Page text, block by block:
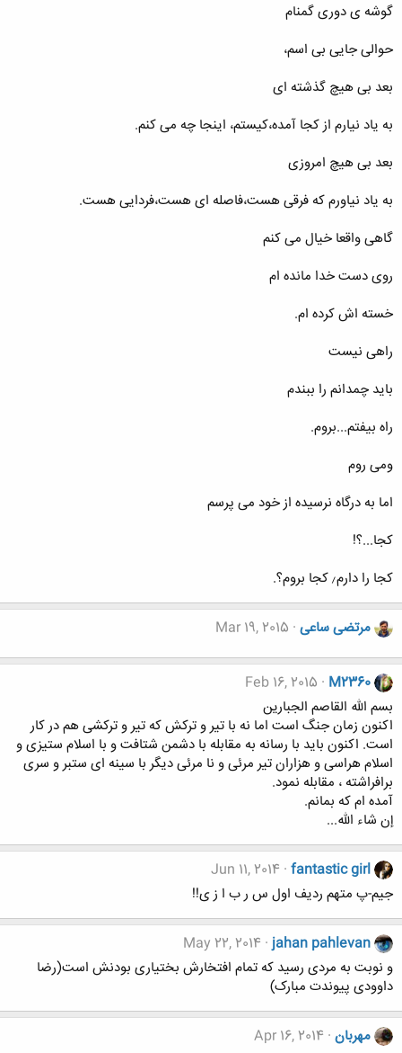
گوشه ی دوری گمنام
حوالی جایی بی اسم،
بعد بی هیچ گذشته ای
به یاد نیارم از کجا آمده،کیستم، اینجا چه می کنم.
بعد بی هیچ امروزی
به یاد نیاورم که فرقی هست،فاصله ای هست،فردایی هست.
گاهی واقعا خیال می کنم
روی دست خدا مانده ام
خسته اش کرده ام.
راهی نیست
باید چمدانم را ببندم
راه بیفتم...بروم.
ومی روم
اما به درگاه نرسیده از خود می پرسم
کجا...؟!
کجا را دارم٫ کجا بروم؟.
مرتضی ساعی Mar 19, 2015
M2360
Feb 16, 2015
بسم الله القاصم الجبارین
اکنون زمان جنگ است اما نه با تیر و ترکش که تیر و ترکشی هم در کار
است. اکنون باید با رسانه به مقابله با دشمن شتافت و با اسلام ستیزی و
اسلام هراسی و هزاران تیر مرئی و نا مرئی دیگر با سینه ای ستبر و سری
برافراشته ، مقابله نمود.
آمده ام که بمانم.
إن شاء الله...
fantastic girl
Jun 11, 2014
جیم-پ متهم ردیف اول س ر ب ا ز ی!!
jahan pahlevan
May 22, 2014
و نوبت به مردی رسید که تمام افتخارش بختیاری بودنش است(رضا
داوودی پیوندت مبارک)
مهربان Apr 16, 2014